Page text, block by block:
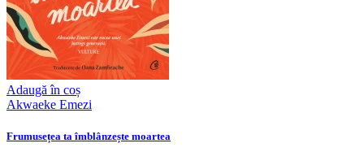
Adaugă în coș
Akwaeke Emezi
Frumusețea ta îmblânzește moartea